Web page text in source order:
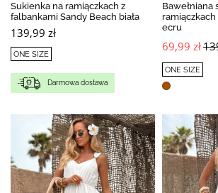
Sukienka na ramiączkach z
falbankami Sandy Beach biała
139,99 zł
ONE SIZE
Darmowa dostawa
Bawełniana
ecru
69,99 zł
ONE SIZE